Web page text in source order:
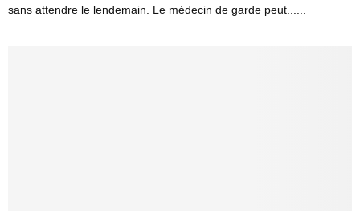
sans attendre le lendemain. Le médecin de garde peut......